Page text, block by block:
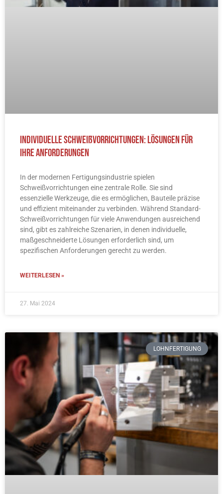
Individuelle Schweißvorrichtungen: Lösungen für
Ihre Anforderungen
In der modernen Fertigungsindustrie spielen
Schweißvorrichtungen eine zentrale Rolle. Sie sind
essenzielle Werkzeuge, die es ermöglichen, Bauteile präzise
und effizient miteinander zu verbinden. Während Standard-
Schweißvorrichtungen für viele Anwendungen ausreichend
sind, gibt es zahlreiche Szenarien, in denen individuelle,
maßgeschneiderte Lösungen erforderlich sind, um
spezifischen Anforderungen gerecht zu werden.
WEITERLESEN »
27. Mai 2024
LOHNFERTIGUNG